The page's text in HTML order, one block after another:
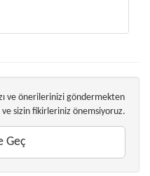
ve önerilerinizi göndermekten
sizin fikirleriniz önemsiyoruz.
Geç